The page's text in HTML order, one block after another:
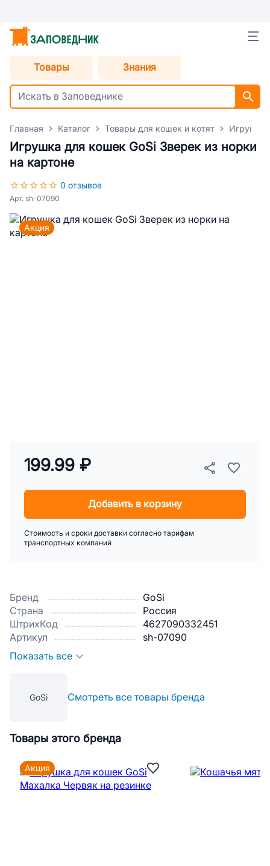
Товары Знания
Главная Каталог Товары для кошек и котят Игрушки
Игрушка для кошек GoSi Зверек из норки
на картоне
0 отзывов
Арт. sh-07090
Акция
Бренд
GoSi
Страна
Россия
ШтрихКод
4627090332451
Артикул
sh-07090
Показать все
GoSi Смотреть все товары бренда
199.99 ₽
Добавить в корзину
Стоимость и сроки доставки согласно тарифам
транспортных компаний
Товары этого бренда
Акция